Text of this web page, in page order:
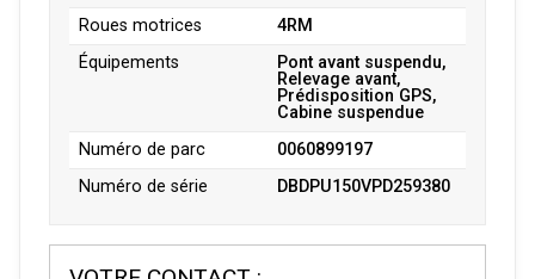
Roues motrices
4RM
Équipements
Pont avant suspendu,
Relevage avant,
Prédisposition GPS,
Cabine suspendue
Numéro de parc
0060899197
Numéro de série
DBDPU150VPD259380